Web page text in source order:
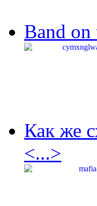
Band
Как же
<...>